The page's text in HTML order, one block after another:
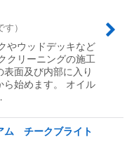
）
やウッドデッキなど
クリーニングの施工
面及び内部に入り
ら始めます。 オイル
ム チークブライト